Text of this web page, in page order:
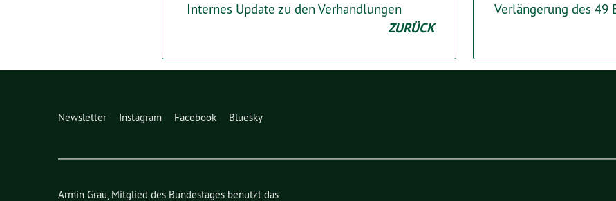
Internes Update zu den Verhandlungen
ZURÜCK
Verlängerung des 49
Newsletter Instagram Facebook Bluesky
Armin Grau, Mitglied des Bundestages benutzt das